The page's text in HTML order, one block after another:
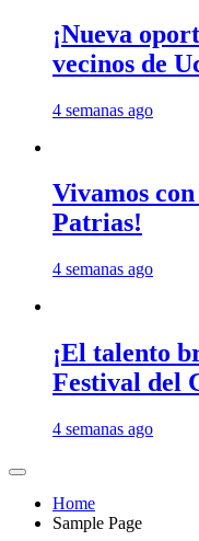
¡Nueva
vecinos de
4 semanas ago
Vivamos
Patrias!
4 semanas ago
¡El talento
Festival del
4 semanas ago
Home
Sample Page